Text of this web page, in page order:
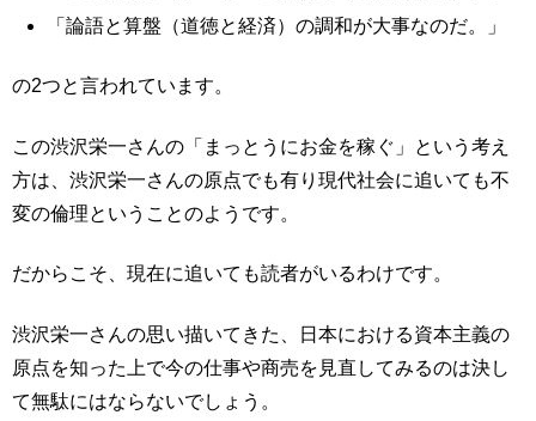
「論語と算盤（道徳と経済）の調和が大事なのだ。」
の2つと言われています。
この渋沢栄一さんの「まっとうにお金を稼ぐ」という考え
方は、渋沢栄一さんの原点でも有り現代社会に追いても不
変の倫理ということのようです。
だからこそ、現在に追いても読者がいるわけです。
渋沢栄一さんの思い描いてきた、日本における資本主義の
原点を知った上で今の仕事や商売を見直してみるのは決し
て無駄にはならないでしょう。